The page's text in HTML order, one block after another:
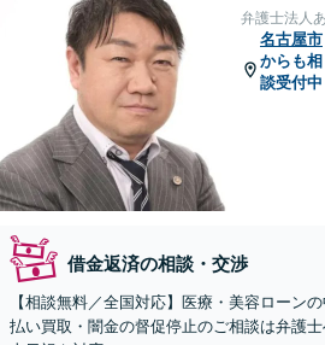
弁護士法人
名古屋市
からも相
談受付中
借金返済の相談・交渉
【相談無料／全国対応】医療・美容ローン
払い買取・闇金の督促停止のご相談は弁護